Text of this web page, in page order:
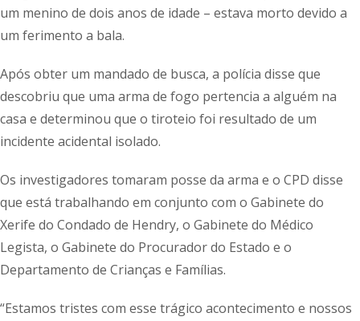
um menino de dois anos de idade – estava morto devido a
um ferimento a bala.
Após obter um mandado de busca, a polícia disse que
descobriu que uma arma de fogo pertencia a alguém na
casa e determinou que o tiroteio foi resultado de um
incidente acidental isolado.
Os investigadores tomaram posse da arma e o CPD disse
que está trabalhando em conjunto com o Gabinete do
Xerife do Condado de Hendry, o Gabinete do Médico
Legista, o Gabinete do Procurador do Estado e o
Departamento de Crianças e Famílias.
“Estamos tristes com esse trágico acontecimento e nossos